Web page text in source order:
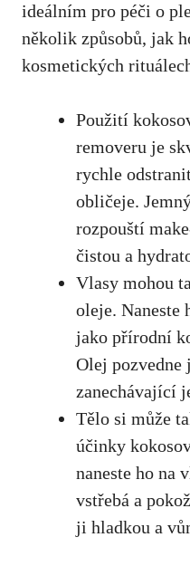
ideálním pro péči o
několik způsobů, jak
kosmetických
Použití
removeru je
‍rychle
obličeje.
rozpouští
čistou a
Vlasy mohou
oleje. ⁤Naneste
jako přírodní
Olej⁤ pozvedne
⁢zanechávající
Tělo⁢ si může
účinky
naneste ho na
vstřebá a
ji hladkou ‍a